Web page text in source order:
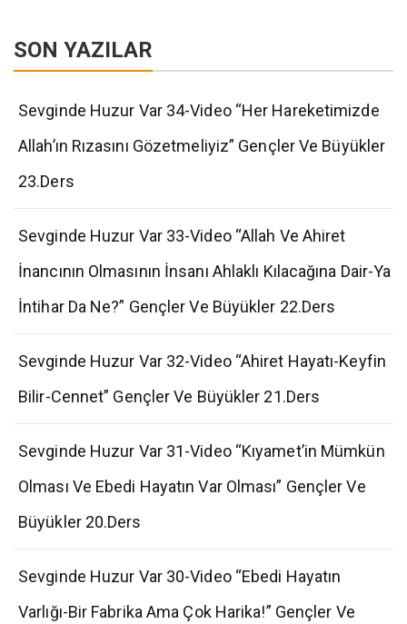
SON YAZILAR
Sevginde Huzur Var 34-Video “Her Hareketimizde
Allah’ın Rızasını Gözetmeliyiz” Gençler Ve Büyükler
23.Ders
Sevginde Huzur Var 33-Video “Allah Ve Ahiret
İnancının Olmasının İnsanı Ahlaklı Kılacağına Dair-Ya
İntihar Da Ne?” Gençler Ve Büyükler 22.Ders
Sevginde Huzur Var 32-Video “Ahiret Hayatı-Keyfin
Bilir-Cennet” Gençler Ve Büyükler 21.Ders
Sevginde Huzur Var 31-Video “Kıyamet’in Mümkün
Olması Ve Ebedi Hayatın Var Olması” Gençler Ve
Büyükler 20.Ders
Sevginde Huzur Var 30-Video “Ebedi Hayatın
Varlığı-Bir Fabrika Ama Çok Harika!” Gençler Ve